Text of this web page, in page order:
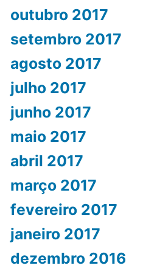
outubro 2017
setembro 2017
agosto 2017
julho 2017
junho 2017
maio 2017
abril 2017
março 2017
fevereiro 2017
janeiro 2017
dezembro 2016